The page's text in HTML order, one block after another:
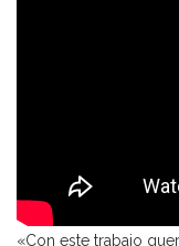
«Con este trabajo